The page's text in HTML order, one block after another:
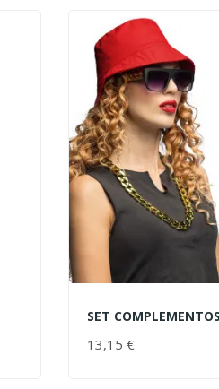
SET
13,15 €AÑADIR AL CARRITO